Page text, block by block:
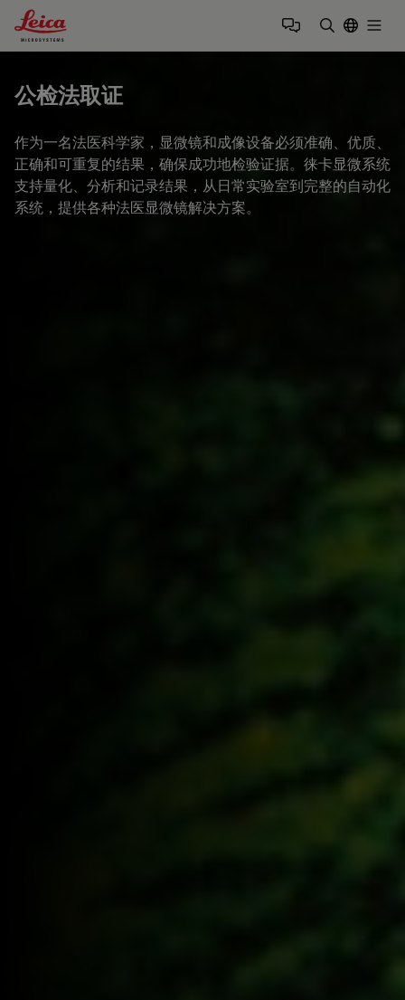
Leica Microsystems Logo
公检法取证
作为一名法医科学家，显微镜和成像设备必须准确、优质、
正确和可重复的结果，确保成功地检验证据。徕卡显微系统
支持量化、分析和记录结果，从日常实验室到完整的自动化
系统，提供各种法医显微镜解决方案。